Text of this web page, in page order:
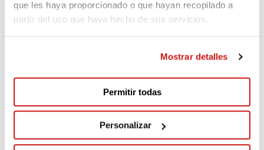
que les haya proporcionado o que hayan recopilado a
partir del uso que haya hecho de sus servicios.
Mostrar detalles
Permitir todas
Personalizar
De parte Ascensión Gutiérrez
Patricia Fernández